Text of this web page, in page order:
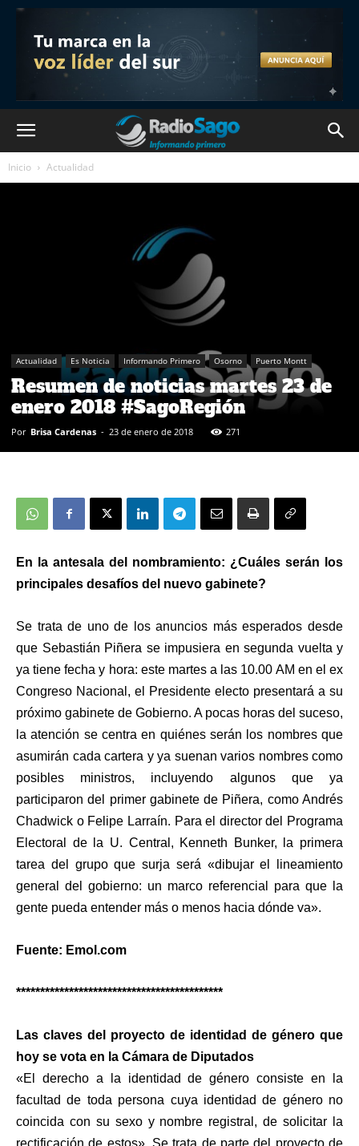
Inicio Actualidad
Actualidad Es Noticia Informando Primero Osorno Puerto Montt
Resumen de noticias martes 23 de
enero 2018 #SagoRegión
Por Brisa Cardenas - 23 de enero de 2018 271
En la antesala del nombramiento: ¿Cuáles serán los
principales desafíos del nuevo gabinete?
Se trata de uno de los anuncios más esperados desde
que Sebastián Piñera se impusiera en segunda vuelta y
ya tiene fecha y hora: este martes a las 10.00 AM en el ex
Congreso Nacional, el Presidente electo presentará a su
próximo gabinete de Gobierno. A pocas horas del suceso,
la atención se centra en quiénes serán los nombres que
asumirán cada cartera y ya suenan varios nombres como
posibles ministros, incluyendo algunos que ya
participaron del primer gabinete de Piñera, como Andrés
Chadwick o Felipe Larraín. Para el director del Programa
Electoral de la U. Central, Kenneth Bunker, la primera
tarea del grupo que surja será «dibujar el lineamiento
general del gobierno: un marco referencial para que la
gente pueda entender más o menos hacia dónde va».
Fuente: Emol.com
*******************************************
Las claves del proyecto de identidad de género que
hoy se vota en la Cámara de Diputados
«El derecho a la identidad de género consiste en la
facultad de toda persona cuya identidad de género no
coincida con su sexo y nombre registral, de solicitar la
rectificación de estos». Se trata de parte del proyecto de